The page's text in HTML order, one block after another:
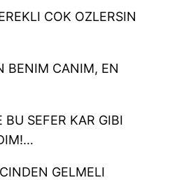
COK OZLERSIN
BENIM CANIM, EN
SEFER KAR GIBI
GELMELI